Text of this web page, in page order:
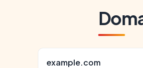
example.com